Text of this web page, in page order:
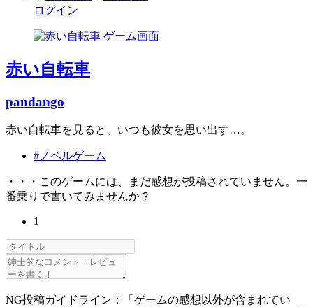
ログイン
赤い自転車
pandango
赤い自転車を見ると、いつも彼女を思い出す…。
#ノベルゲーム
・・・このゲームには、まだ感想が投稿されていません。一
番乗りで書いてみませんか？
1
NG投稿ガイドライン：「ゲームの感想以外が含まれてい